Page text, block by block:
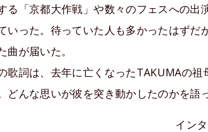
る「京都大作戦」や数々のフェスへの出
いった。待っていた人も多かったはずだ
が届いた。
歌詞は、去年に亡くなったTAKUMAの祖
どんな思いが彼を突き動かしたのかを語
イン